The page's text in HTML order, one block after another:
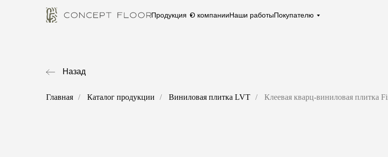
Продукция О компанииНаши работыПокупателю
Назад
Главная / Каталог продукции / Виниловая плитка LVT / Клеевая кварц-виниловая плитка